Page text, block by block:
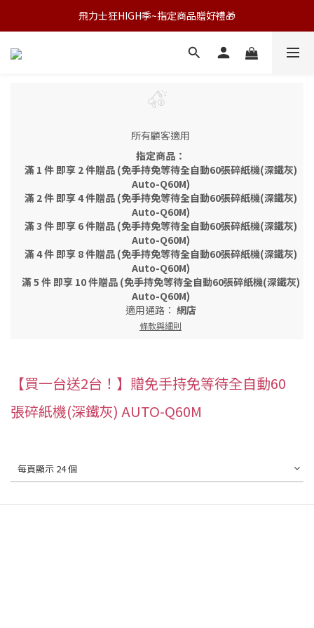
飛力士狂HIGH季~指定商品贈好禮🎁
飛力士狂HIGH季~指定商品贈好禮🎁
🏆全新極靜音高速全自動碎紙機🚀挑戰速度與靜音的新高度🔇
所有顧客適用
指定商品：
滿 1 件 即享 2 件贈品 (免手持免等待全自動60張碎紙機(深鐵灰)
Auto-Q60M)
滿 2 件 即享 4 件贈品 (免手持免等待全自動60張碎紙機(深鐵灰)
Auto-Q60M)
滿 3 件 即享 6 件贈品 (免手持免等待全自動60張碎紙機(深鐵灰)
Auto-Q60M)
滿 4 件 即享 8 件贈品 (免手持免等待全自動60張碎紙機(深鐵灰)
Auto-Q60M)
滿 5 件 即享 10 件贈品 (免手持免等待全自動60張碎紙機(深鐵灰)
Auto-Q60M)
適用通路： 網店
條款與細則
【買一台送2台！】贈免手持免等待全自動60
張碎紙機(深鐵灰) AUTO-Q60M
每頁顯示 24 個